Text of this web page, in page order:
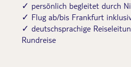
✓ persönlich begleitet durch
✓ Flug ab/bis Frankfurt
✓ deutschsprachige
Rundreise